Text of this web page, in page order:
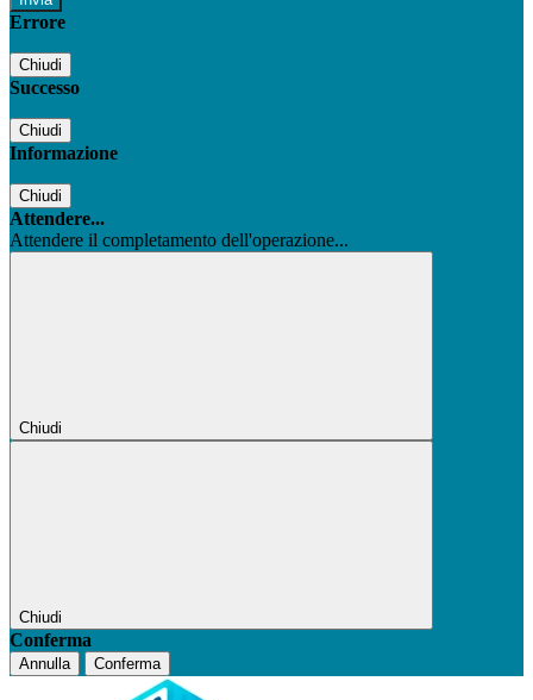
Errore
Chiudi
Successo
Chiudi
Informazione
Chiudi
Attendere...
Attendere il completamento dell'operazione...
Chiudi
Chiudi
Conferma
Annulla Conferma